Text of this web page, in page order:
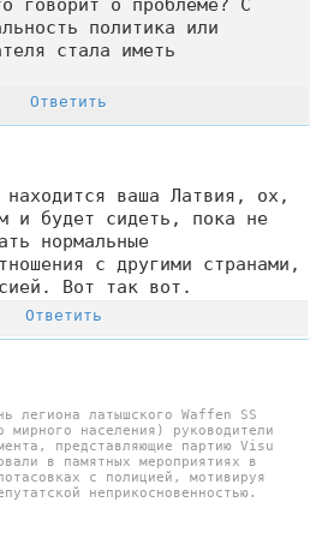
говорит о проблеме? C
политика или
стала иметь
Ответить
находится ваша Латвия, ох,
и будет сидеть, пока не
нормальные
с другими странами,
Вот так вот.
Ответить
легиона латышского Waffen SS
мирного населения) руководители
представляющие партию Visu
в памятных мероприятиях в
с полицией, мотивируя
неприкосновенностью.